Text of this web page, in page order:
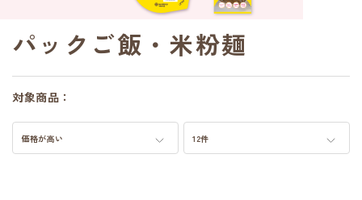
パックご飯・米粉麺
対象商品：
価格が高い 12件